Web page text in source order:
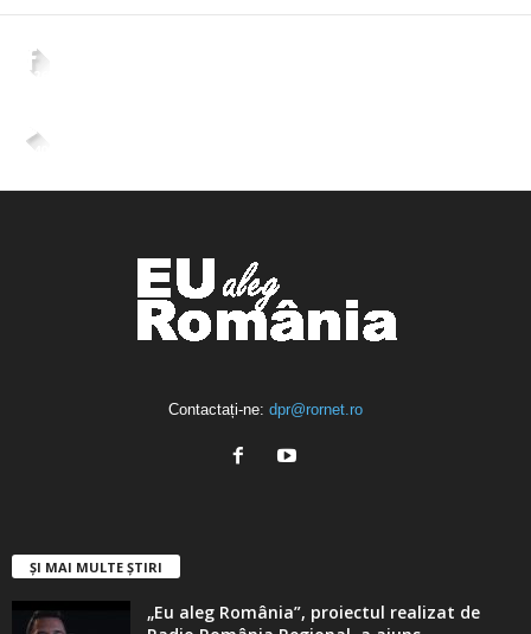
2,265
4,400
Contactați-ne: dpr@rornet.ro
ȘI MAI MULTE ȘTIRI
„Eu aleg România”, proiectul realizat de